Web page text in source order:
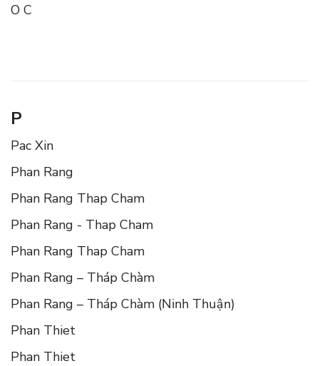
O C
P
Pac Xin
Phan Rang
Phan Rang Thap Cham
Phan Rang - Thap Cham
Phan Rang Thap Cham
Phan Rang – Tháp Chàm
Phan Rang – Tháp Chàm (Ninh Thuận)
Phan Thiet
Phan Thiet